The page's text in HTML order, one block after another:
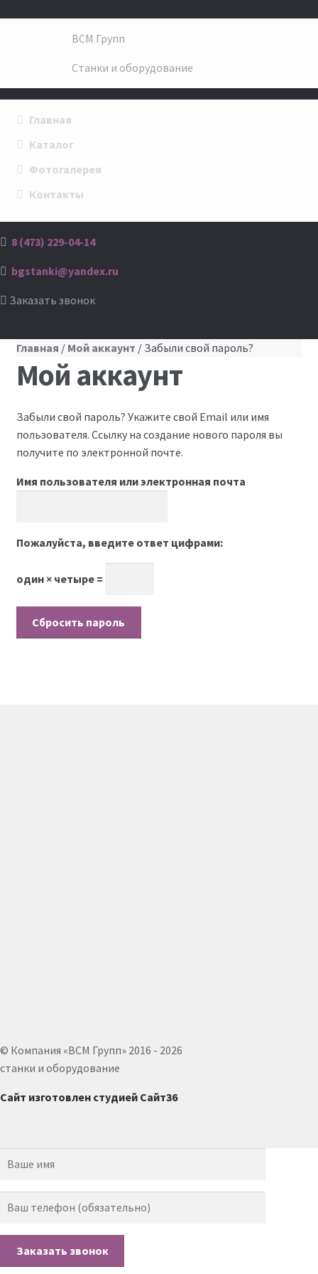
ВСМ Групп
Станки и оборудование
Главная
Каталог
Фотогалерея
Контакты
8 (473) 229-04-14
bgstanki@yandex.ru
Заказать звонок
Главная / Мой аккаунт / Забыли свой пароль?
Мой аккаунт
Забыли свой пароль? Укажите свой Email или имя
пользователя. Ссылку на создание нового пароля вы
получите по электронной почте.
Имя пользователя или электронная почта
Пожалуйста, введите ответ цифрами:
один × четыре =
Сбросить пароль
© Компания «ВСМ Групп» 2016 - 2026
станки и оборудование
Сайт изготовлен студией Сайт36